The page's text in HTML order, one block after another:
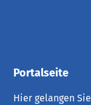
Portalseite
Hier gelangen